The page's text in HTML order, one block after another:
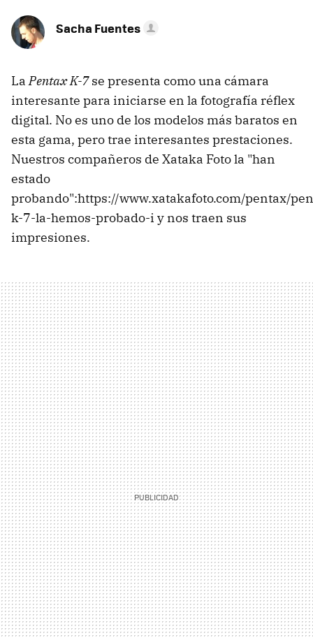
Sacha Fuentes
LaPentax K-7se presenta como una cámara
interesante para iniciarse en la fotografía réflex
digital. No es uno de los modelos más baratos en
esta gama, pero trae interesantes prestaciones.
Nuestros compañeros de Xataka Foto la "han
estado
probando":https://www.xatakafoto.com/pentax/
k-7-la-hemos-probado-i y nos traen sus
impresiones.